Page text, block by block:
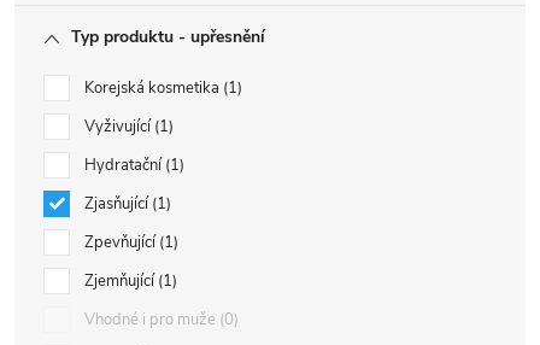
Typ produktu - upřesnění
Korejská kosmetika 1
Vyživující 1
Hydratační 1
Zjasňující 1
Zpevňující 1
Zjemňující 1
Vhodné i pro muže 0